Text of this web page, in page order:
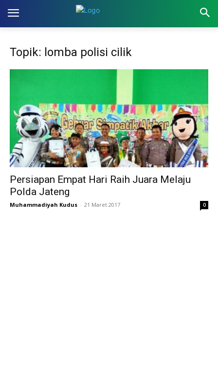
Topik: lomba polisi cilik
Persiapan Empat Hari Raih Juara Melaju
Polda Jateng
Muhammadiyah Kudus - 21 Maret 2017 0